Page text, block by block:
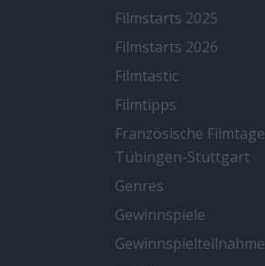
Filmstarts 2025
Filmstarts 2026
Filmtastic
Filmtipps
Französische Filmtage
Tübingen-Stuttgart
Genres
Gewinnspiele
Gewinnspielteilnahme